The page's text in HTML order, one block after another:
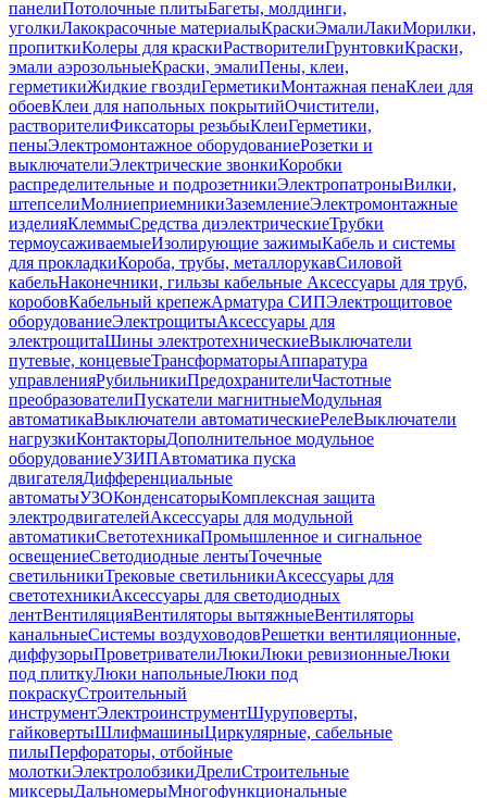
панелиПотолочные плитыБагеты, молдинги,
уголкиЛакокрасочные материалыКраскиЭмалиЛакиМорилки,
пропиткиКолеры для краскиРастворителиГрунтовкиКраски,
эмали аэрозольныеКраски, эмалиПены, клеи,
герметикиЖидкие гвоздиГерметикиМонтажная пенаКлеи для
обоевКлеи для напольных покрытийОчистители,
растворителиФиксаторы резьбыКлеиГерметики,
пеныЭлектромонтажное оборудованиеРозетки и
выключателиЭлектрические звонкиКоробки
распределительные и подрозетникиЭлектропатроныВилки,
штепселиМолниеприемникиЗаземлениеЭлектромонтажные
изделияКлеммыСредства диэлектрическиеТрубки
термоусаживаемыеИзолирующие зажимыКабель и системы
для прокладкиКороба, трубы, металлорукавСиловой
кабельНаконечники, гильзы кабельные Аксессуары для труб,
коробовКабельный крепежАрматура СИПЭлектрощитовое
оборудованиеЭлектрощитыАксессуары для
электрощитаШины электротехническиеВыключатели
путевые, концевыеТрансформаторыАппаратура
управленияРубильникиПредохранителиЧастотные
преобразователиПускатели магнитныеМодульная
автоматикаВыключатели автоматическиеРелеВыключатели
нагрузкиКонтакторыДополнительное модульное
оборудованиеУЗИПАвтоматика пуска
двигателяДифференциальные
автоматыУЗОКонденсаторыКомплексная защита
электродвигателейАксессуары для модульной
автоматикиСветотехникаПромышленное и сигнальное
освещениеСветодиодные лентыТочечные
светильникиТрековые светильникиАксессуары для
светотехникиАксессуары для светодиодных
лентВентиляцияВентиляторы вытяжныеВентиляторы
канальныеСистемы воздуховодовРешетки вентиляционные,
диффузорыПроветривателиЛюкиЛюки ревизионныеЛюки
под плиткуЛюки напольныеЛюки под
покраскуСтроительный
инструментЭлектроинструментШуруповерты,
гайковертыШлифмашиныЦиркулярные, сабельные
пилыПерфораторы, отбойные
молоткиЭлектролобзикиДрелиСтроительные
миксерыДальномерыМногофункциональные